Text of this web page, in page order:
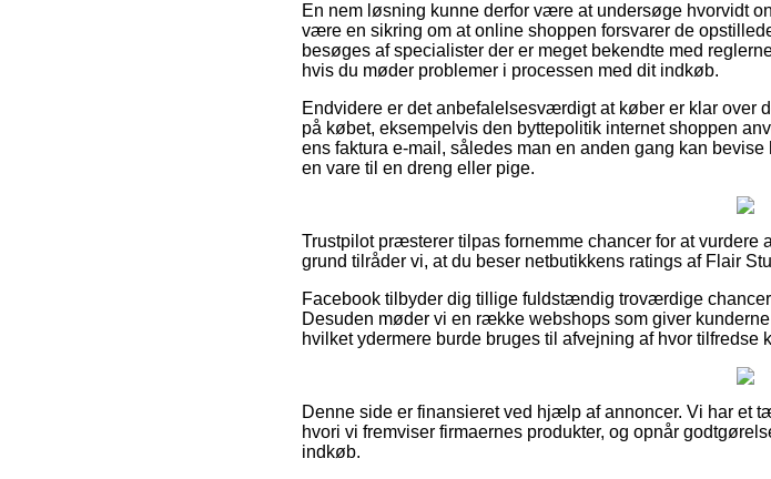
En nem løsning kunne derfor være at undersøge hvorvidt
være en sikring om at online shoppen forsvarer de
besøges af specialister der er meget bekendte med
hvis du møder problemer i processen med dit indkøb.
Endvidere er det anbefalelsesværdigt at køber er klar over
på købet, eksempelvis den byttepolitik internet shoppen
ens faktura e-mail, således man en anden gang kan
en vare til en dreng eller pige.
Trustpilot præsterer tilpas fornemme chancer for at
grund tilråder vi, at du beser netbutikkens ratings af Flair
Facebook tilbyder dig tillige fuldstændig troværdige
Desuden møder vi en række webshops som giver
hvilket ydermere burde bruges til afvejning af hvor tilfredse
Denne side er finansieret ved hjælp af annoncer. Vi har et
hvori vi fremviser firmaernes produkter, og opnår
indkøb.